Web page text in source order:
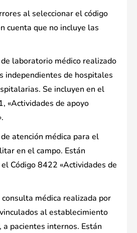
al seleccionar el código
cuenta que no incluye las
laboratorio médico realizado
independientes de hospitales
Se incluyen en el
«Actividades de apoyo
atención médica para el
en el campo. Están
Código 8422 «Actividades de
consulta médica realizada por
al establecimiento
pacientes internos. Están